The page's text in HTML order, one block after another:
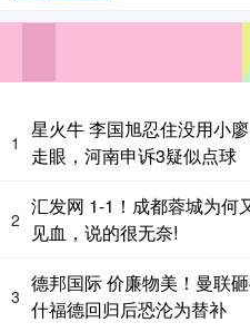
1
星火牛 李国旭忍住没用小
走眼，河南申诉3疑似点球
2
汇发网 1-1！成都蓉城为何
见血，说的很无奈!
3
德邦国际 价廉物美！曼联
什福德回归后恐沦为替补